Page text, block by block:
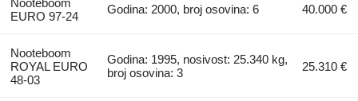
EURO 97-24
Godina: 2000, broj osovina: 6 40.000 €
Nooteboom
ROYAL EURO
48-03
Godina: 1995, nosivost: 25.340 kg,
broj osovina: 3
25.310 €